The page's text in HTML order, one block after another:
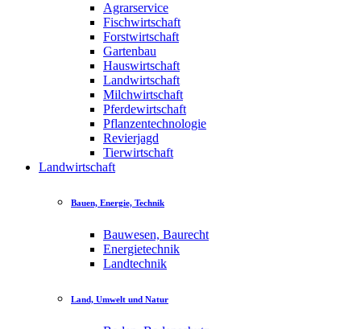
Agrarservice
Fischwirtschaft
Forstwirtschaft
Gartenbau
Hauswirtschaft
Landwirtschaft
Milchwirtschaft
Pferdewirtschaft
Pflanzentechnologie
Revierjagd
Tierwirtschaft
Landwirtschaft
Bauen, Energie, Technik
Bauwesen, Baurecht
Energietechnik
Landtechnik
Land, Umwelt und Natur